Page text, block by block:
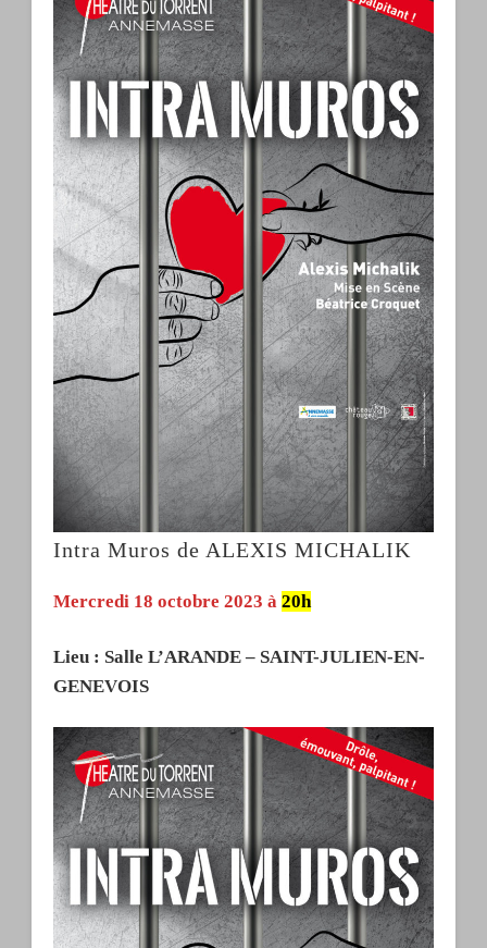
Intra Muros de ALEXIS MICHALIK
Mercredi 18 octobre 2023 à 20h
Lieu : Salle L’ARANDE – SAINT-JULIEN-EN-
GENEVOIS